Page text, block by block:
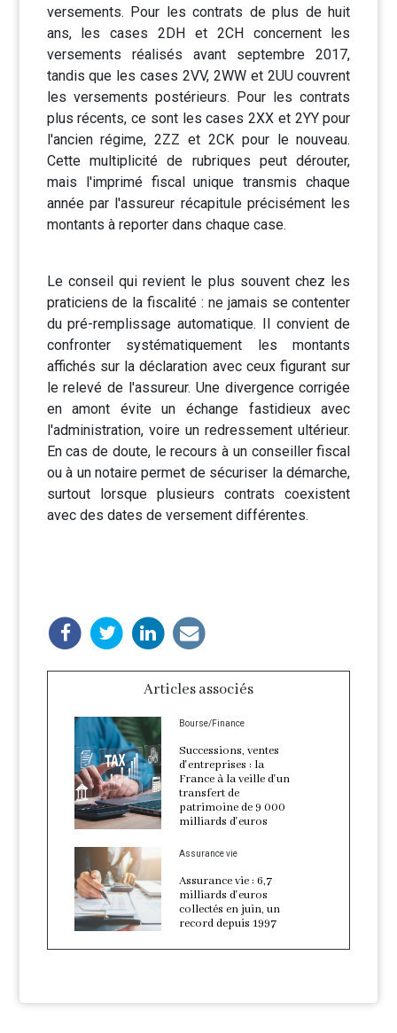
versements. Pour les contrats de plus de huit
ans, les cases 2DH et 2CH concernent les
versements réalisés avant septembre 2017,
tandis que les cases 2VV, 2WW et 2UU couvrent
les versements postérieurs. Pour les contrats
plus récents, ce sont les cases 2XX et 2YY pour
l'ancien régime, 2ZZ et 2CK pour le nouveau.
Cette multiplicité de rubriques peut dérouter,
mais l'imprimé fiscal unique transmis chaque
année par l'assureur récapitule précisément les
montants à reporter dans chaque case.
Le conseil qui revient le plus souvent chez les
praticiens de la fiscalité : ne jamais se contenter
du pré-remplissage automatique. Il convient de
confronter systématiquement les montants
affichés sur la déclaration avec ceux figurant sur
le relevé de l'assureur. Une divergence corrigée
en amont évite un échange fastidieux avec
l'administration, voire un redressement ultérieur.
En cas de doute, le recours à un conseiller fiscal
ou à un notaire permet de sécuriser la démarche,
surtout lorsque plusieurs contrats coexistent
avec des dates de versement différentes.
Articles associés
Bourse/Finance
Successions, ventes
d'entreprises : la
France à la veille d'un
transfert de
patrimoine de 9 000
milliards d'euros
Assurance vie
Assurance vie : 6,7
milliards d'euros
collectés en juin, un
record depuis 1997